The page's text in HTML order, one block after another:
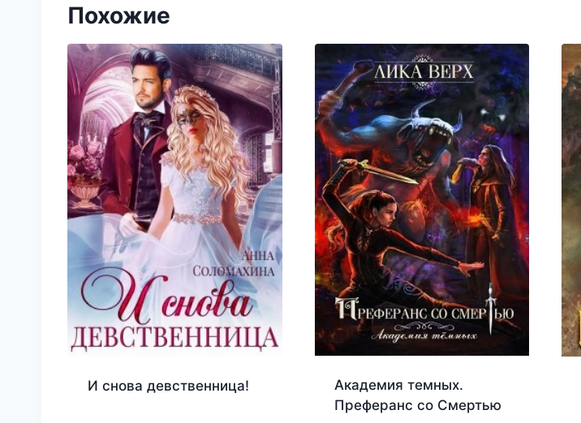
Похожие
И снова девственница!
Академия темных.
Преферанс со Смертью